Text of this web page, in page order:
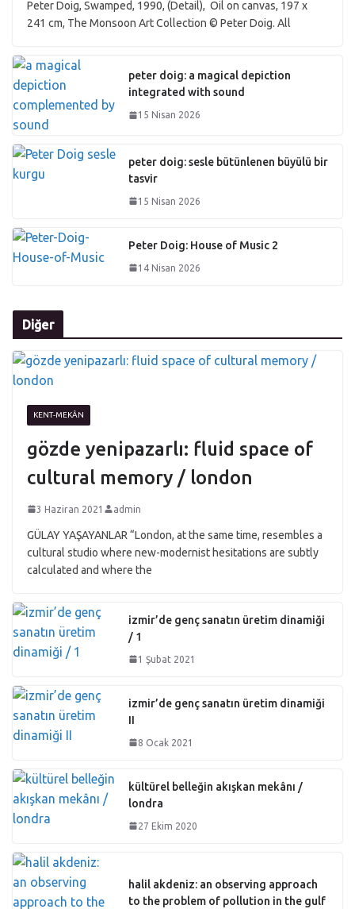
Peter Doig, Swamped, 1990, (Detail), Oil on canvas, 197 x
241 cm, The Monsoon Art Collection © Peter Doig. All
peter doig: a magical depiction
integrated with sound
15 Nisan 2026
peter doig: sesle bütünlenen büyülü bir
tasvir
15 Nisan 2026
Peter Doig: House of Music 2
14 Nisan 2026
Diğer
KENT-MEKÂN
gözde yenipazarlı: fluid space of
cultural memory / london
3 Haziran 2021 admin
GÜLAY YAŞAYANLAR “London, at the same time, resembles a
cultural studio where new-modernist hesitations are subtly
calculated and where the
izmir’de genç sanatın üretim dinamiği
/ 1
1 Şubat 2021
izmir’de genç sanatın üretim dinamiği
II
8 Ocak 2021
kültürel belleğin akışkan mekânı /
londra
27 Ekim 2020
halil akdeniz: an observing approach
to the problem of pollution in the gulf